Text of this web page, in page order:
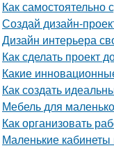
Как самостоятельно
Создай дизайн-
Дизайн интерьера
Как сделать проект
Какие
Как создать
Мебель для
Как организовать
Маленькие